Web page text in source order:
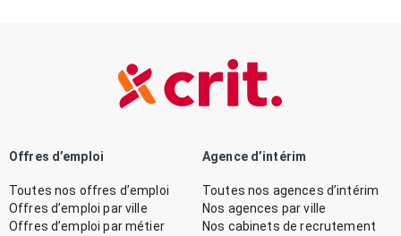
Offres d’emploi
Toutes nos offres d’emploi
Offres d’emploi par ville
Offres d’emploi par métier
Agence d’intérim
Toutes nos agences d’intérim
Nos agences par ville
Nos cabinets de recrutement